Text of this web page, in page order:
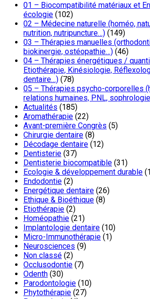
01 – Biocompatibilité matériaux et
écologie (102)
02 – Médecine naturelle (homéo,
nutrition, nutripuncture…) (149)
03 – Thérapies manuelles
biokinergie, ostéopathie…) (46)
04 – Thérapies énergétiques /
Etiothérapie, Kinésiologie,
dentaire…) (78)
05 – Thérapies psycho-corporelles
relations humaines, PNL,
Actualités (185)
Aromathérapie (22)
Avant-première Congrès (5)
Chirurgie dentaire (8)
Décodage dentaire (12)
Dentisterie (37)
Dentisterie biocompatible (31)
Ecologie & développement durable
Endodontie (2)
Energétique dentaire (26)
Ethique & Bioéthique (8)
Etiothérapie (2)
Homéopathie (21)
Implantologie dentaire (10)
Micro-Immunothérapie (1)
Neurosciences (9)
Non classé (2)
Occlusodontie (7)
Odenth (30)
Parodontologie (10)
Phytothérapie (27)